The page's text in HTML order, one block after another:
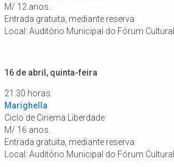
M/ 12 anos.
Entrada gratuita, mediante reserva
Local: Auditório Municipal do Fórum
16 de abril, quinta-feira
21.30 horas
Marighella
Ciclo de Cinema Liberdade
M/ 16 anos.
Entrada gratuita, mediante reserva
Local: Auditório Municipal do Fórum